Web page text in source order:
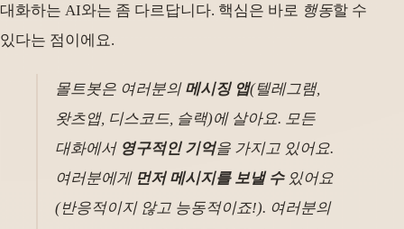
대화하는 AI와는 좀 다르답니다. 핵심은 바로 행동할 수
있다는 점이에요.
몰트봇은 여러분의 메시징 앱(텔레그램,
왓츠앱, 디스코드, 슬랙)에 살아요. 모든
대화에서 영구적인 기억을 가지고 있어요.
여러분에게 먼저 메시지를 보낼 수있어요
(반응적이지 않고 능동적이죠!). 여러분의